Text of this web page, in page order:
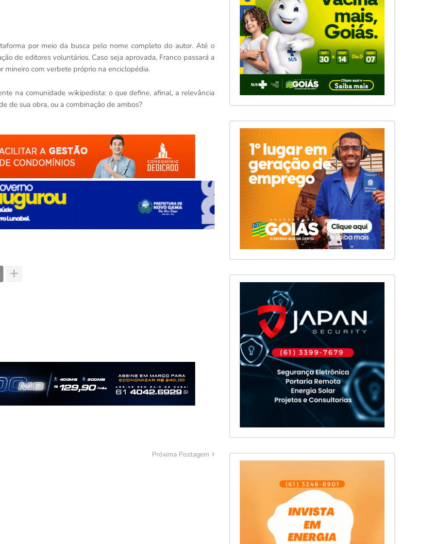
por meio da busca pelo nome completo do autor. Até o
de editores voluntários. Caso seja aprovada, Franco passará a
mineiro com verbete próprio na enciclopédia.
na comunidade wikipedista: o que define, afinal, a relevância
de sua obra, ou a combinação de ambos?
Próxima Postagem